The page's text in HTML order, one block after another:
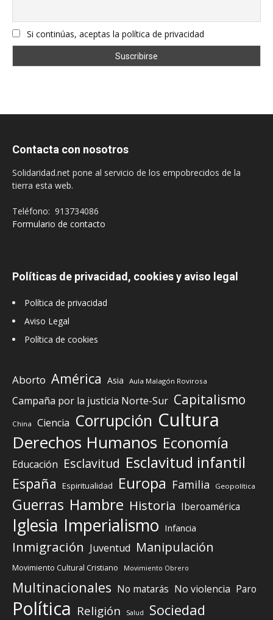
Si continúas, aceptas la política de privacidad
Contacta con nosotros
Solidaridad.net pone al servicio de los empobrecidos de la
tierra esta web.
Teléfono: 913734086
Formulario de contacto
Políticas de privacidad, cookies y aviso legal
Política de privacidad
Aviso Legal
Política de cookies
Aborto América Asia Aula Malagón Rovirosa
Campaña por la justicia Norte-Sur Capitalismo
China Ciencia Corrupción Cultura
Derechos Humanos Economía
Educación Esclavitud Esclavitud infantil
España Espiritualidad Europa Familia Geopolítica
Guerras Hambre Historia Iberoamérica
Iglesia Imperialismo Infancia
Inmigración Juventud Manipulación
Movimiento Cultural Cristiano Movimiento Obrero
Multinacionales No matarás No violencia Paro
Política Religión Salud Sociedad